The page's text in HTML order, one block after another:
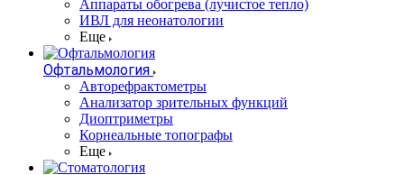
Аппараты обогрева (лучистое тепло)
ИВЛ для неонатологии
Еще
Офтальмология
Авторефрактометры
Анализатор зрительных функций
Диоптриметры
Корнеальные топографы
Еще